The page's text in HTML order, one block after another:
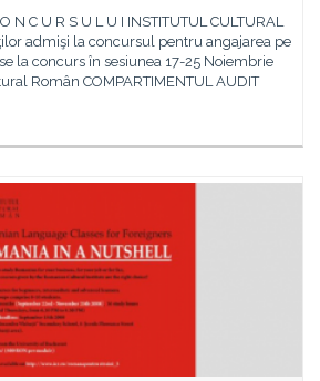
N C U R S U L U I INSTITUTUL CULTURAL
admişi la concursul pentru angajarea pe
la concurs în sesiunea 17-25 Noiembrie
Român COMPARTIMENTUL AUDIT